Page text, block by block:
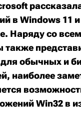
в Windows 11
Наряду со
обычных и
наиболее
Win32 в